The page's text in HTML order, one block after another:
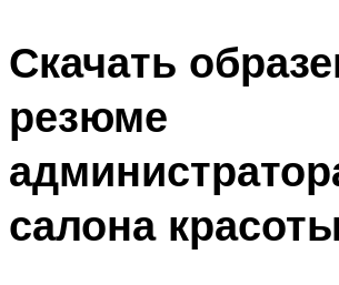
Скачать
резюме
салона